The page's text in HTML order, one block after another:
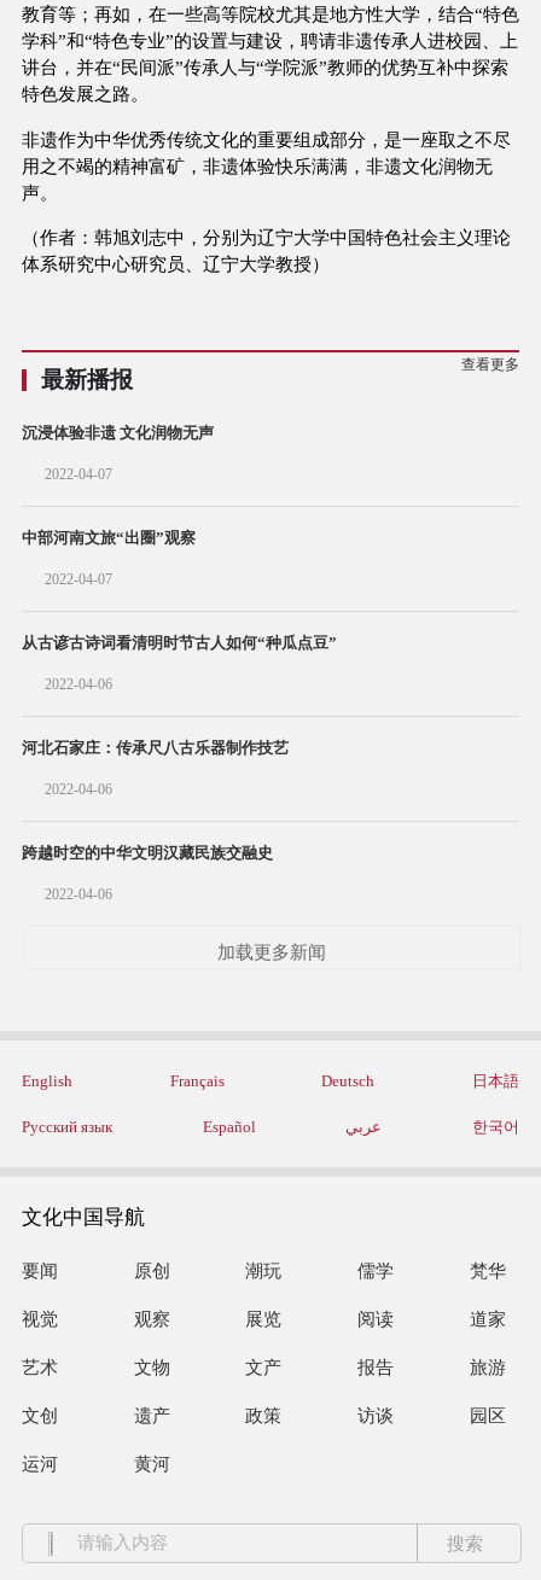
教育等；再如，在一些高等院校尤其是地方性大学，结合“特色
学科”和“特色专业”的设置与建设，聘请非遗传承人进校园、上
讲台，并在“民间派”传承人与“学院派”教师的优势互补中探索
特色发展之路。
非遗作为中华优秀传统文化的重要组成部分，是一座取之不尽
用之不竭的精神富矿，非遗体验快乐满满，非遗文化润物无
声。
（作者：韩旭刘志中，分别为辽宁大学中国特色社会主义理论
体系研究中心研究员、辽宁大学教授）
最新播报
查看更多
沉浸体验非遗 文化润物无声
2022-04-07
中部河南文旅“出圈”观察
2022-04-07
从古谚古诗词看清明时节古人如何“种瓜点豆”
2022-04-06
河北石家庄：传承尺八古乐器制作技艺
2022-04-06
跨越时空的中华文明汉藏民族交融史
2022-04-06
加载更多新闻
English Français Deutsch 日本語
Русский язык Español عربي 한국어
文化中国导航
要闻 原创 潮玩 儒学 梵华
视觉 观察 展览 阅读 道家
艺术 文物 文产 报告 旅游
文创 遗产 政策 访谈 园区
运河 黄河